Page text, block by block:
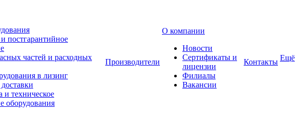
постгарантийное
частей и расходных
в лизинг
и техническое
оборудования
Производители
О компании
Новости
Сертификаты и
лицензии
Филиалы
Вакансии
Контакты Ещё